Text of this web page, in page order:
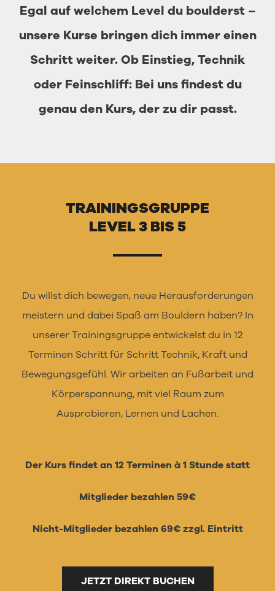
JOBS
Egal auf welchem Level du boulderst –
unsere Kurse bringen dich immer einen
Schritt weiter. Ob Einstieg, Technik
oder Feinschliff: Bei uns findest du
genau den Kurs, der zu dir passt.
TRAININGSGRUPPE
LEVEL 3 BIS 5
Du willst dich bewegen, neue Herausforderungen
meistern und dabei Spaß am Bouldern haben? In
unserer Trainingsgruppe entwickelst du in 12
Terminen Schritt für Schritt Technik, Kraft und
Bewegungsgefühl. Wir arbeiten an Fußarbeit und
Körperspannung, mit viel Raum zum
Ausprobieren, Lernen und Lachen.
Der Kurs findet an 12 Terminen à 1 Stunde statt
Mitglieder bezahlen 59€
Nicht-Mitglieder bezahlen 69€ zzgl. Eintritt
JETZT DIREKT BUCHEN